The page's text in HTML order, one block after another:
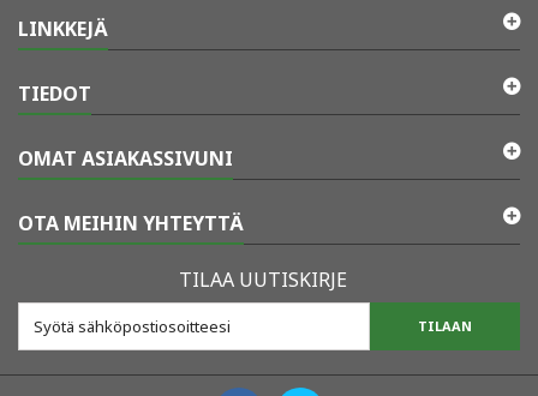
LINKKEJÄ
TIEDOT
OMAT ASIAKASSIVUNI
OTA MEIHIN YHTEYTTÄ
TILAA UUTISKIRJE
TILAAN